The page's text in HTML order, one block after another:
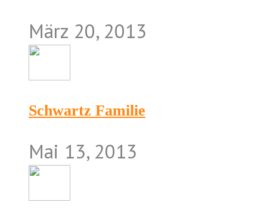
März 20, 2013
Schwartz Familie
Mai 13, 2013